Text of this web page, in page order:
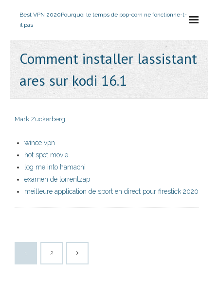
Best VPN 2020Pourquoi le temps de pop-corn ne fonctionne-t-
il pas
Comment installer lassistant
ares sur kodi 16.1
Mark Zuckerberg
wince vpn
hot spot movie
log me into hamachi
examen de torrentzap
meilleure application de sport en direct pour firestick 2020
1 2